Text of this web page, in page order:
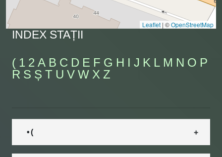
Leaflet | ©OpenStreetMap
INDEX STAȚII
( 1 2 A B C D E F G H I J K L M N O P
R S Ș T U V W X Z
• (